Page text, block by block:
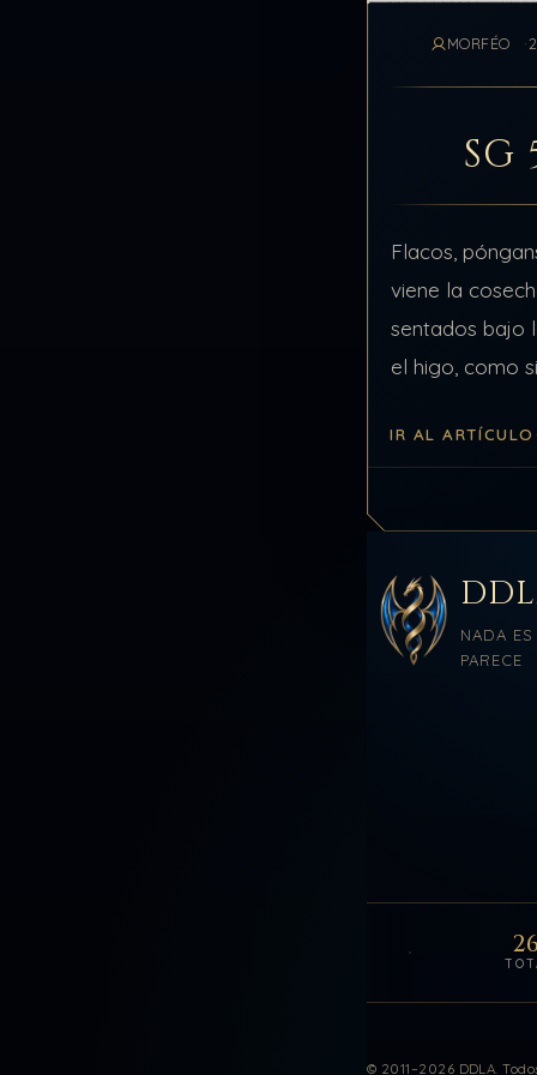
MORFÉO
SG
Flacos,
viene la
sentados bajo
el higo, como
sonando hace
IR AL ARTÍCULO
NADA
PARECE
© 2011–2026 DDLA.